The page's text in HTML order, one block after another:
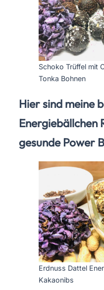
Schoko Trüffel mit
Tonka Bohnen
Hier sind meine
Energiebällchen
gesunde Power
Erdnuss Dattel
Kakaonibs